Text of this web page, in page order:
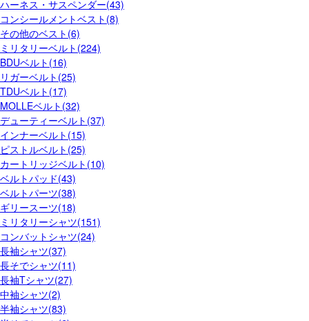
ハーネス・サスペンダー(43)
コンシールメントベスト(8)
その他のベスト(6)
ミリタリーベルト(224)
BDUベルト(16)
リガーベルト(25)
TDUベルト(17)
MOLLEベルト(32)
デューティーベルト(37)
インナーベルト(15)
ピストルベルト(25)
カートリッジベルト(10)
ベルトパッド(43)
ベルトパーツ(38)
ギリースーツ(18)
ミリタリーシャツ(151)
コンバットシャツ(24)
長袖シャツ(37)
長そでシャツ(11)
長袖Tシャツ(27)
中袖シャツ(2)
半袖シャツ(83)